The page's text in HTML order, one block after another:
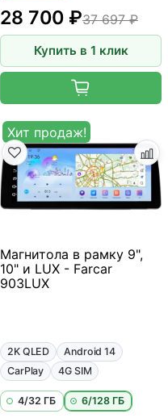
37 697 ₽
28 700 ₽
Купить в 1 клик
Хит продаж!
Магнитола в рамку 9",
10" и LUX - Farcar
903LUX
2K QLED
Android 14
CarPlay
4G SIM
4/32 ГБ 6/128 ГБ